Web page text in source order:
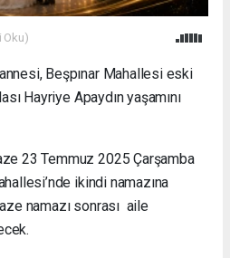
Oku)
Beşpınar Mahallesi eski
Hayriye Apaydın yaşamını
23 Temmuz 2025 Çarşamba
ikindi namazına
namazı sonrası aile